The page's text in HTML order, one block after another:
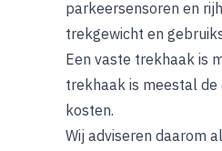
parkeersensoren en
trekgewicht en
Een vaste trekhaak is
trekhaak is meestal
kosten.
Wij adviseren daarom